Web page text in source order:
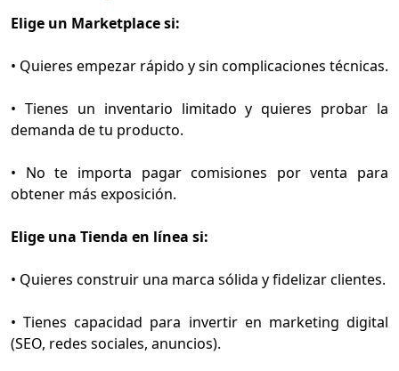
Elige un Marketplace si:
• Quieres empezar rápido y sin complicaciones técnicas.
• Tienes un inventario limitado y quieres probar la
demanda de tu producto.
• No te importa pagar comisiones por venta para
obtener más exposición.
Elige una Tienda en línea si:
• Quieres construir una marca sólida y fidelizar clientes.
• Tienes capacidad para invertir en marketing digital
(SEO, redes sociales, anuncios).